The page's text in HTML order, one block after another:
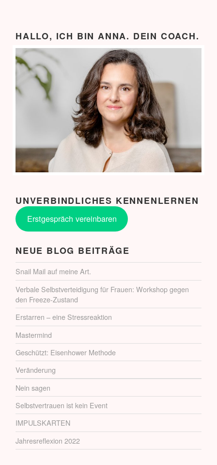
HALLO, ICH BIN ANNA. DEIN COACH.
UNVERBINDLICHES KENNENLERNEN
Erstgespräch vereinbaren
NEUE BLOG BEITRÄGE
Snail Mail auf meine Art.
Verbale Selbstverteidigung für Frauen: Workshop gegen
den Freeze-Zustand
Erstarren – eine Stressreaktion
Mastermind
Geschützt: Eisenhower Methode
Veränderung
Nein sagen
Selbstvertrauen ist kein Event
IMPULSKARTEN
Jahresreflexion 2022